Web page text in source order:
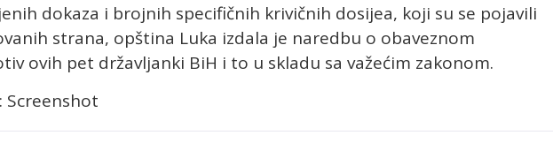
dokaza i brojnih specifičnih krivičnih dosijea, koji su se pojavili
strana, opština Luka izdala je naredbu o obaveznom
ovih pet državljanki BiH i to u skladu sa važećim zakonom.
Screenshot